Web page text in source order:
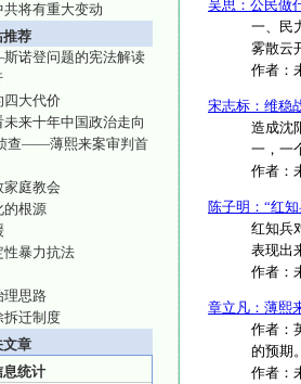
将有重大变动
推荐
诺登问题的宪法解读
四大代价
来十年中国政治走向
查——薄熙来案审判首
家庭教会
的根源
性暴力抗法
理思路
拆迁制度
文章
统计
吴思：公民做
一、民
雾散云
作者：
宋志标：维稳
造成沈
一，一
作者：
陈子明：“红
红知兵
表现出
作者：
章立凡：薄熙
作者：
的预期
作者：